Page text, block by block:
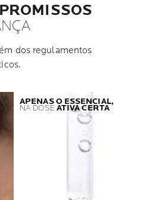
dos regulamentos
APENAS O ESSENCIAL,
NA DOSEATIVA CERTA